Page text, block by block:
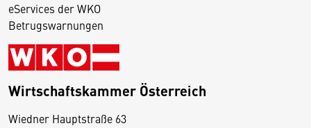
eServices der WKO
Betrugswarnungen
Wirtschaftskammer Österreich
Wiedner Hauptstraße 63
D